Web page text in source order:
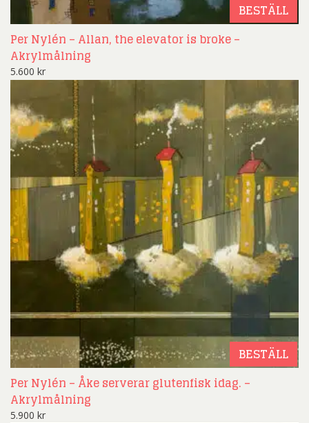
BESTÄLL
Per Nylén – Allan, the elevator is broke –
Akrylmålning
5.600 kr
BESTÄLL
Per Nylén – Åke serverar glutenfisk idag. –
Akrylmålning
5.900 kr